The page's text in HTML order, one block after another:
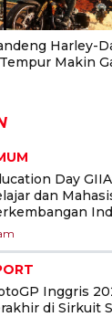
Harley-
Makin
Day
dan
Inggris
di Sirkuit